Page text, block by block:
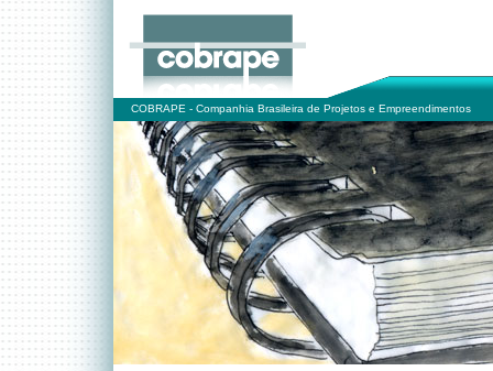
COBRAPE - Companhia Brasileira de Projetos e Empreendimentos